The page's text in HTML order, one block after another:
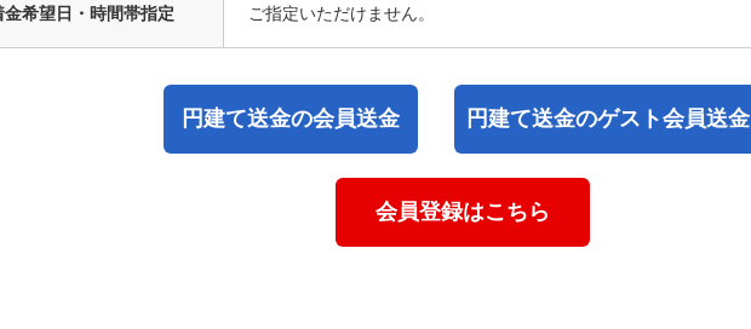
金希望日・時間帯指定 ご指定いただけません。
円建て送金の会員送金 円建て送金のゲスト会員送金
会員登録はこちら